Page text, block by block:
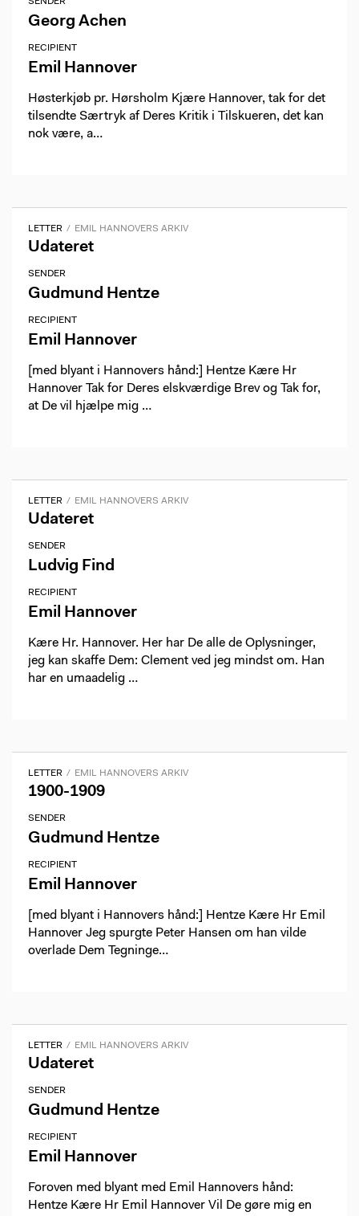
Georg Achen
RECIPIENT
Emil Hannover
Høsterkjøb pr. Hørsholm Kjære Hannover, tak for det
tilsendte Særtryk af Deres Kritik i Tilskueren, det kan
nok være, a…
LETTER EMIL HANNOVERS ARKIV
Udateret
SENDER
Gudmund Hentze
RECIPIENT
Emil Hannover
[med blyant i Hannovers hånd:] Hentze Kære Hr
Hannover Tak for Deres elskværdige Brev og Tak for,
at De vil hjælpe mig …
LETTER EMIL HANNOVERS ARKIV
Udateret
SENDER
Ludvig Find
RECIPIENT
Emil Hannover
Kære Hr. Hannover. Her har De alle de Oplysninger,
jeg kan skaffe Dem: Clement ved jeg mindst om. Han
har en umaadelig …
LETTER EMIL HANNOVERS ARKIV
1900-1909
SENDER
Gudmund Hentze
RECIPIENT
Emil Hannover
[med blyant i Hannovers hånd:] Hentze Kære Hr Emil
Hannover Jeg spurgte Peter Hansen om han vilde
overlade Dem Tegninge…
LETTER EMIL HANNOVERS ARKIV
Udateret
SENDER
Gudmund Hentze
RECIPIENT
Emil Hannover
Foroven med blyant med Emil Hannovers hånd:
Hentze Kære Hr Emil Hannover Vil De gøre mig en